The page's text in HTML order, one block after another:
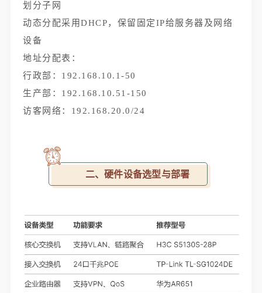
划分子网
动态分配采用DHCP，保留固定IP给服务器及网络
设备
地址分配表：
行政部：192.168.10.1-50
生产部：192.168.10.51-150
访客网络：192.168.20.0/24
二、硬件设备选型与部署